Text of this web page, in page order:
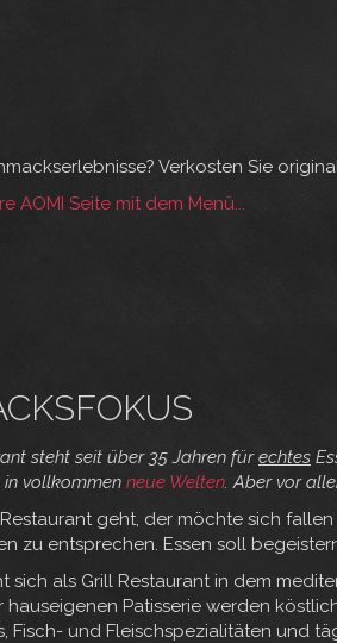
Verkosten Sie
AOMI Seite mit dem Menü...
steht seit über 35 Jahren fürechtes
vollkommen neue Welten. Aber vor
Restaurant geht, der möchte sich
zu entsprechen. Essen soll
sich als Grill Restaurant in dem
hauseigenen Patisserie werden
Fisch- und Fleischspezialitäten und